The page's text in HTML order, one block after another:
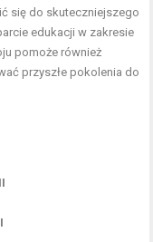
się do skuteczniejszego
edukacji w zakresie
pomoże również
przyszłe pokolenia do